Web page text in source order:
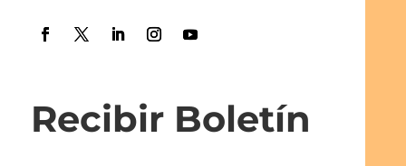
Recibir Boletín